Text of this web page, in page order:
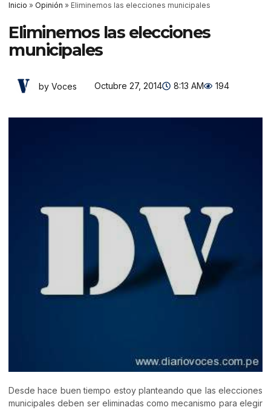
Inicio » Opinión » Eliminemos las elecciones municipales
Eliminemos las elecciones
municipales
by Voces Octubre 27, 2014 8:13 AM 194
Desde hace buen tiempo estoy planteando que las elecciones
municipales deben ser eliminadas como mecanismo para elegir